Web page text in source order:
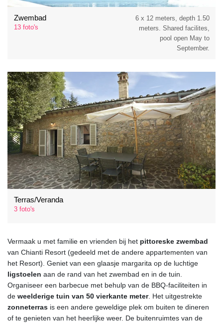
Zwembad
13 foto's
6 x 12 meters, depth 1.50
meters. Shared facilites,
pool open May to
September.
Terras/Veranda
3 foto's
Vermaak u met familie en vrienden bij het pittoreske zwembad
van Chianti Resort (gedeeld met de andere appartementen van
het Resort). Geniet van een glaasje margarita op de luchtige
ligstoelen aan de rand van het zwembad en in de tuin.
Organiseer een barbecue met behulp van de BBQ-faciliteiten in
de weelderige tuin van 50 vierkante meter. Het uitgestrekte
zonneterras is een andere geweldige plek om buiten te dineren
of te genieten van het heerlijke weer. De buitenruimtes van de